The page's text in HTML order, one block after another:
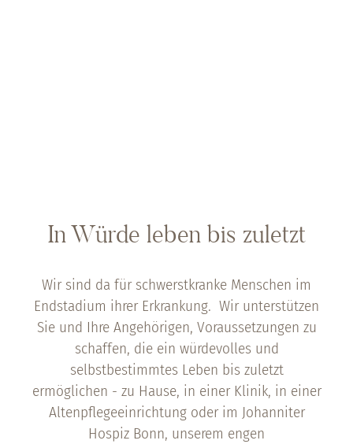
In Würde leben bis zuletzt
Wir sind da für schwerstkranke Menschen im
Endstadium ihrer Erkrankung. Wir unterstützen
Sie und Ihre Angehörigen, Voraussetzungen zu
schaffen, die ein würdevolles und
selbstbestimmtes Leben bis zuletzt
ermöglichen - zu Hause, in einer Klinik, in einer
Altenpflegeeinrichtung oder im Johanniter
Hospiz Bonn, unserem engen